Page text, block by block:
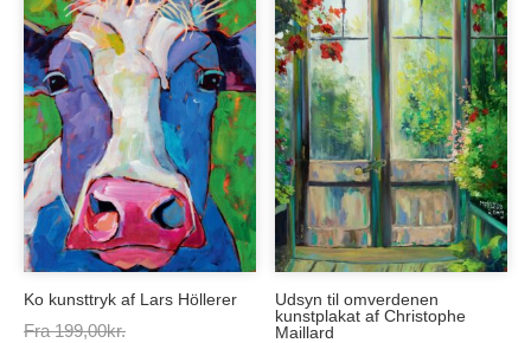
Ko kunsttryk af Lars Höllerer
Fra 199,00kr.Prisinterval:
Udsyn til omverdenen
kunstplakat af Christophe
Maillard